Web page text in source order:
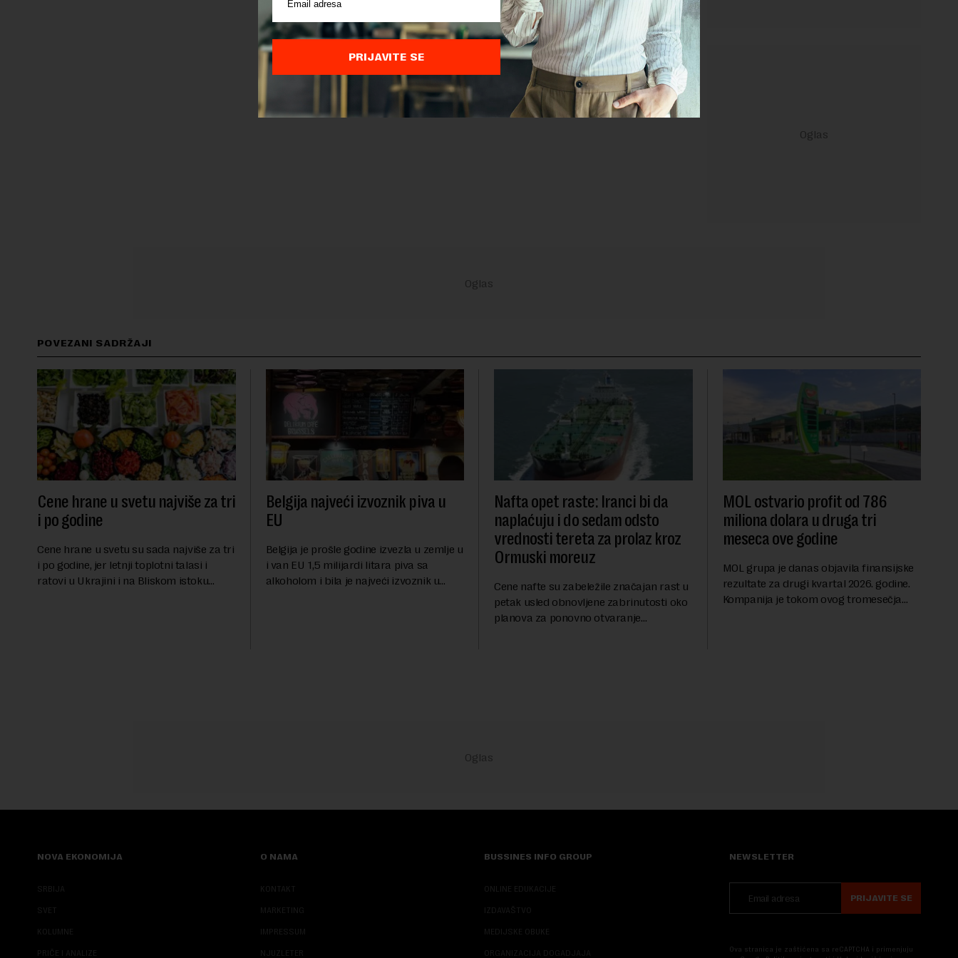
POVEZANI SADRŽAJI
Cene hrane u svetu najviše za tri
i po godine
Cene hrane u svetu su sada najviše za tri
i po godine, jer letnji toplotni talasi i
ratovi u Ukrajini i na Bliskom istoku
Belgija najveći izvoznik piva u
EU
Belgija je prošle godine izvezla u zemlje u
i van EU 1,5 milijardi litara piva sa
alkoholom i bila je najveći izvoznik u
Nafta opet raste: Iranci bi da
naplaćuju i do sedam odsto
vrednosti tereta za prolaz kroz
Ormuski moreuz
Cene nafte su zabeležile značajan rast u
petak usled obnovljene zabrinutosti oko
planova za ponovno otvaranje
MOL ostvario profit od 786
miliona dolara u druga tri
meseca ove godine
MOL grupa je danas objavila finansijske
rezultate za drugi kvartal 2026. godine.
Kompanija je tokom ovog tromesečja
NOVA EKONOMIJA
SRBIJA
SVET
KOLUMNE
PRIČE I ANALIZE
O NAMA
KONTAKT
MARKETING
IMPRESSUM
NJUZLETER
BUSSINES INFO GROUP
ONLINE EDUKACIJE
IZDAVAŠTVO
MEDIJSKE OBUKE
ORGANIZACIJA DOGADJAJA
NEWSLETTER
PRIJAVITE SE
Ova stranica je zaštićena sa reCAPTCHA i primenjuju
PRIJAVITE SE